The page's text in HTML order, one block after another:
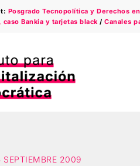
Posgrado Tecnopolítica y Derechos
caso Bankia y tarjetas black /Canales
SEPTIEMBRE 2009